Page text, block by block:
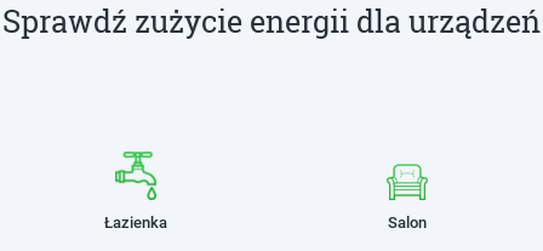
Sprawdź zużycie energii dla urządzeń
Łazienka Salon